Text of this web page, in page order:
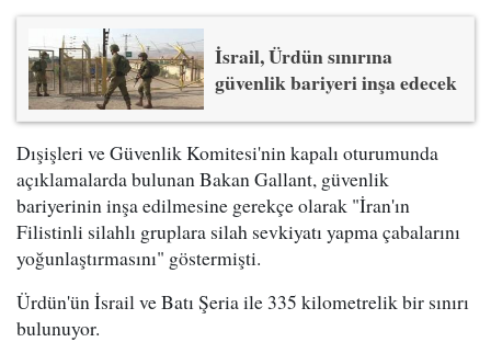
İsrail, Ürdün sınırına
güvenlik bariyeri inşa edecek
Dışişleri ve Güvenlik Komitesi'nin kapalı oturumunda
açıklamalarda bulunan Bakan Gallant, güvenlik
bariyerinin inşa edilmesine gerekçe olarak "İran'ın
Filistinli silahlı gruplara silah sevkiyatı yapma çabalarını
yoğunlaştırmasını" göstermişti.
Ürdün'ün İsrail ve Batı Şeria ile 335 kilometrelik bir sınırı
bulunuyor.